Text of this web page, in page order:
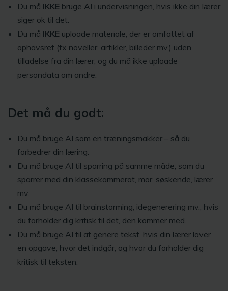
Du må IKKE bruge AI i undervisningen, hvis ikke din lærer
siger ok til det.
Du må IKKE uploade materiale, der er omfattet af
ophavsret (fx noveller, artikler, billeder mv.) uden
tilladelse fra din lærer, og du må ikke uploade
persondata om andre.
Det må du godt:
Du må bruge AI som en træningsmakker – så du
forbedrer din læring.
Du må bruge AI til sparring på samme måde, som du
sparrer med din klassekammerat, mor, søskende, lærer
mv.
Du må bruge AI til brainstorming, idegenerering mv., hvis
du forholder dig kritisk til det, den kommer med.
Du må bruge AI til at genere tekst, hvis din lærer laver
en opgave, hvor det indgår, og hvor du forholder dig
kritisk til teksten.